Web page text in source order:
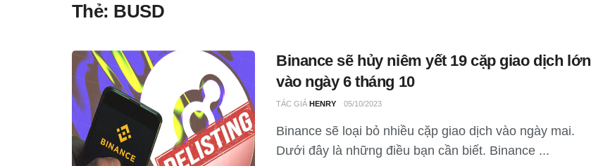
Thẻ: BUSD
Binance sẽ hủy niêm yết 19 cặp giao dịch lớn
vào ngày 6 tháng 10
TÁC GIẢ HENRY 05/10/2023
Binance sẽ loại bỏ nhiều cặp giao dịch vào ngày mai.
Dưới đây là những điều bạn cần biết. Binance ...